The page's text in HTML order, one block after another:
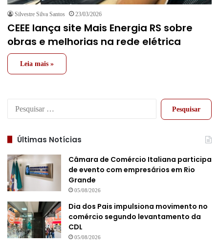
Silvestre Silva Santos 23/03/2026
CEEE lança site Mais Energia RS sobre
obras e melhorias na rede elétrica
Leia mais »
Pesquisar
Últimas Notícias
Câmara de Comércio Italiana participa
de evento com empresários em Rio
Grande
05/08/2026
Dia dos Pais impulsiona movimento no
comércio segundo levantamento da
CDL
05/08/2026